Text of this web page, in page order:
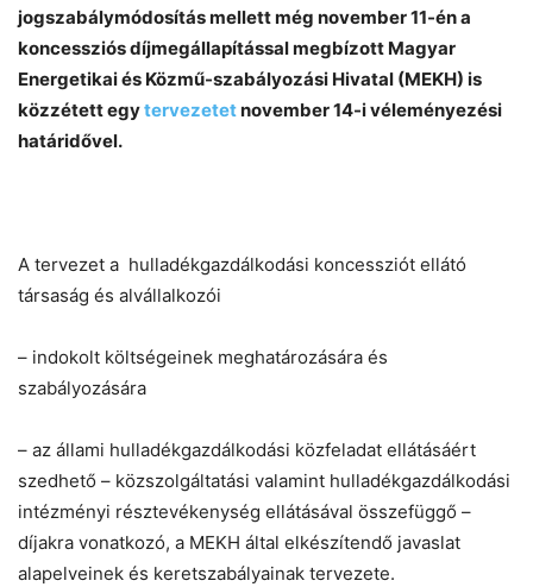
jogszabálymódosítás mellett még november 11-én a
koncessziós díjmegállapítással megbízott Magyar
Energetikai és Közmű-szabályozási Hivatal (MEKH) is
közzétett egytervezetetnovember 14-i véleményezési
határidővel.
A tervezet a hulladékgazdálkodási koncessziót ellátó
társaság és alvállalkozói
– indokolt költségeinek meghatározására és
szabályozására
– az állami hulladékgazdálkodási közfeladat ellátásáért
szedhető – közszolgáltatási valamint hulladékgazdálkodási
intézményi résztevékenység ellátásával összefüggő –
díjakra vonatkozó, a MEKH által elkészítendő javaslat
alapelveinek és keretszabályainak tervezete.
Helló! Miben segíthetek ma?